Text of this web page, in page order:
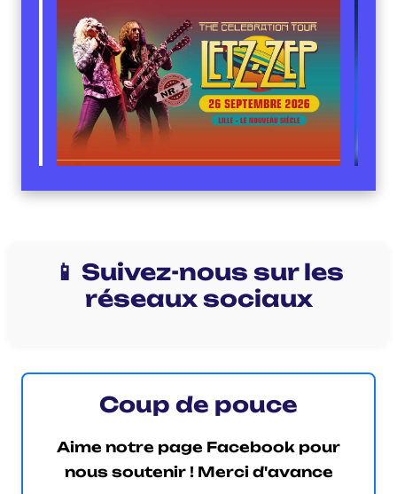
📱 Suivez-nous sur les
réseaux sociaux
Coup de pouce
Aime notre page Facebook pour
nous soutenir ! Merci d'avance